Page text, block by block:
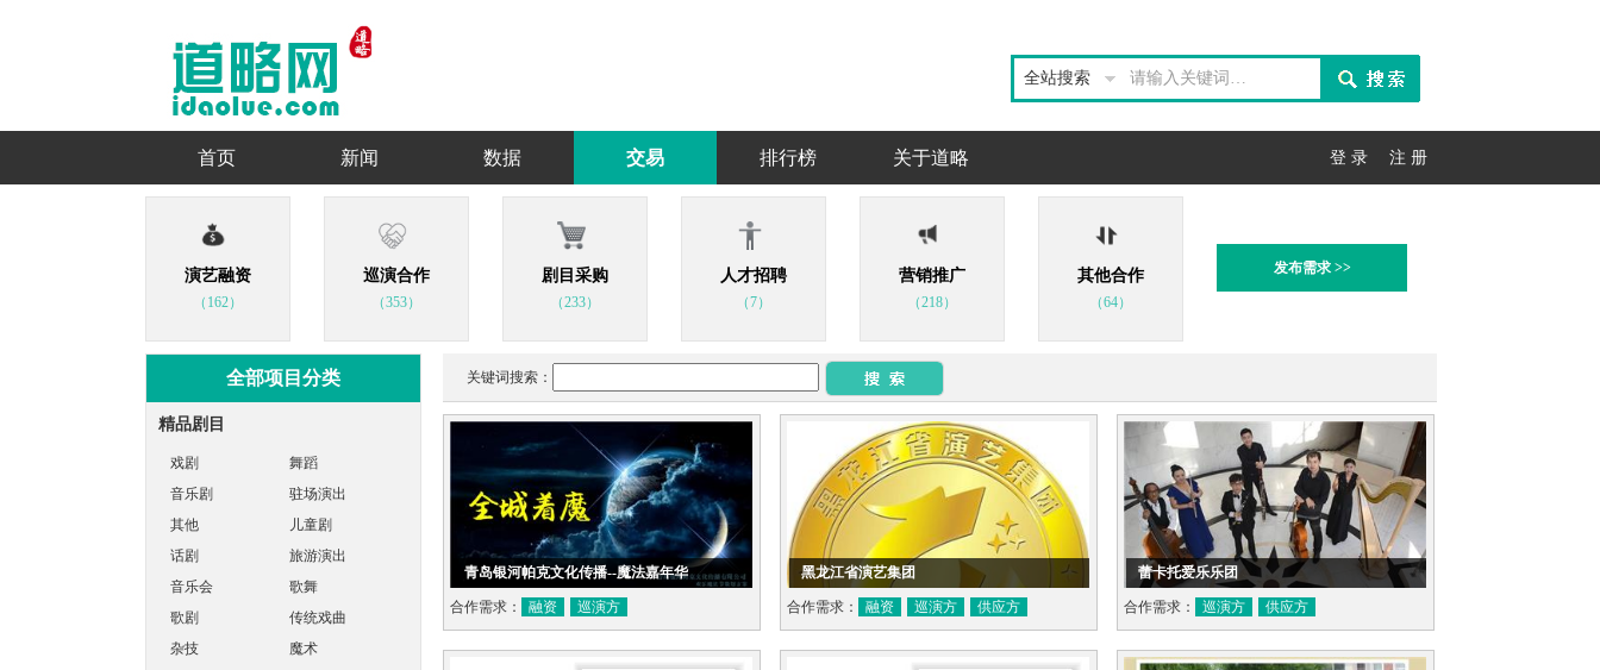
全站搜索
首页 新闻 数据 交易 排行榜 关于道略 登 录 注 册
演艺融资
（162）
巡演合作
（353）
剧目采购
（233）
人才招聘
（7）
营销推广
（218）
其他合作
（64）
发布需求 >>
全部项目分类
精品剧目
戏剧
舞蹈
音乐剧
驻场演出
其他
儿童剧
话剧
旅游演出
音乐会
歌舞
歌剧
传统戏曲
杂技
魔术
关键词搜索：
青岛银河帕克文化传播--魔法嘉年华
合作需求： 融资 巡演方
黑龙江省演艺集团
合作需求： 融资 巡演方 供应方
蕾卡托爱乐乐团
合作需求： 巡演方 供应方